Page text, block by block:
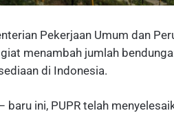
Pekerjaan Umum dan
menambah jumlah
di Indonesia.
baru ini, PUPR telah